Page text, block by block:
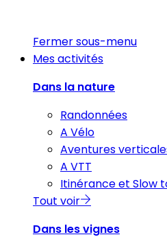
Fermer sous-menu
Mes activités
Dans la nature
Randonnées
A Vélo
Aventures
A VTT
Itinérance et Slow
Tout voir
Dans les vignes